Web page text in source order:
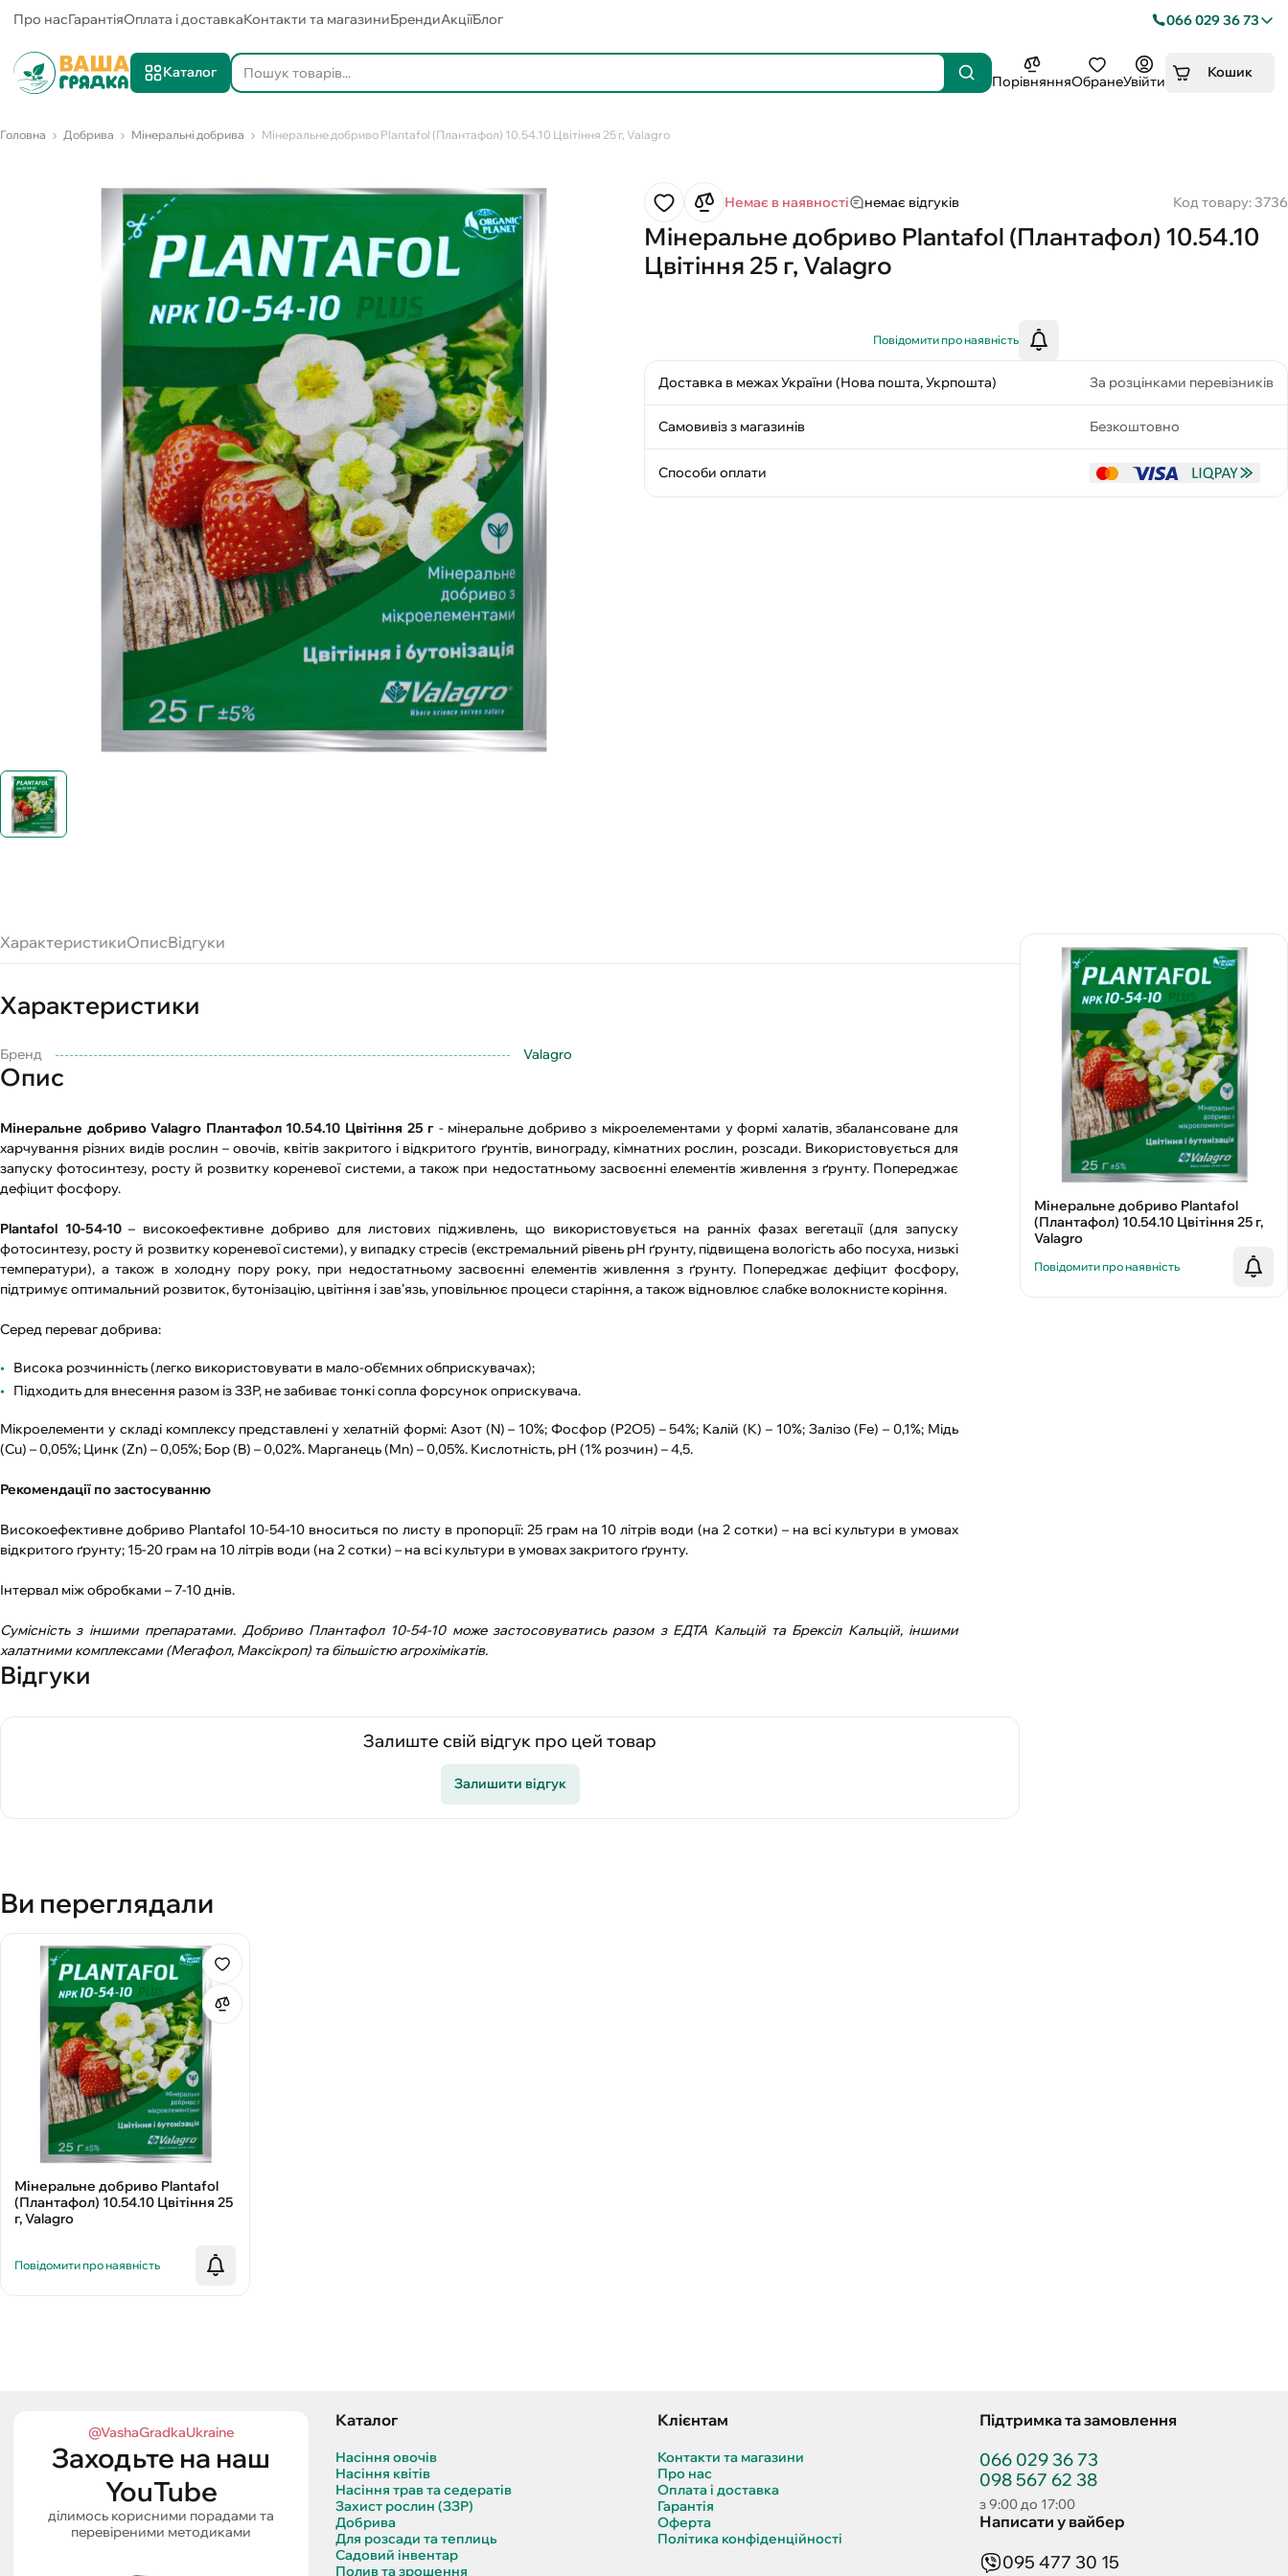
Про насГарантіяОплата і доставкаКонтакти та магазиниБрендиАкціїБлог 066 029 36 73
Каталог
ПорівнянняОбранеУвійти
Кошик
Головна Добрива Мінеральні добрива Мінеральне добриво Plantafol (Плантафол) 10.54.10 Цвітіння 25 г, Valagro
Немає в наявності немає відгуків Код товару: 3736
Мінеральне добриво Plantafol (Плантафол) 10.54.10
Цвітіння 25 г, Valagro
Повідомити про наявність
Доставка в межах України (Нова пошта, Укрпошта) За розцінками перевізників
Самовивіз з магазинів Безкоштовно
Способи оплати
ХарактеристикиОписВідгуки
Характеристики
Бренд Valagro
Опис
Мінеральне добриво Valagro Плантафол 10.54.10 Цвітіння 25 г - мінеральне добриво з мікроелементами у формі халатів, збалансоване для
харчування різних видів рослин – овочів, квітів закритого і відкритого ґрунтів, винограду, кімнатних рослин, розсади. Використовується для
запуску фотосинтезу, росту й розвитку кореневої системи, а також при недостатньому засвоєнні елементів живлення з ґрунту. Попереджає
дефіцит фосфору.
Plantafol 10-54-10– високоефективне добриво для листових підживлень, що використовується на ранніх фазах вегетації (для запуску
фотосинтезу, росту й розвитку кореневої системи), у випадку стресів (екстремальний рівень рН ґрунту, підвищена вологість або посуха, низькі
температури), а також в холодну пору року, при недостатньому засвоєнні елементів живлення з ґрунту. Попереджає дефіцит фосфору,
підтримує оптимальний розвиток, бутонізацію, цвітіння і зав’язь, уповільнює процеси старіння, а також відновлює слабке волокнисте коріння.
Серед переваг добрива:
Висока розчинність (легко використовувати в мало-об'ємних обприскувачах);
Підходить для внесення разом із ЗЗР, не забиває тонкі сопла форсунок оприскувача.
Мікроелементи у складі комплексу представлені у хелатній формі: Азот (N) – 10%; Фосфор (P2O5) – 54%; Калій (K) – 10%; Залізо (Fe) – 0,1%; Мідь
(Cu) – 0,05%; Цинк (Zn) – 0,05%; Бор (B) – 0,02%. Марганець (Mn) – 0,05%. Кислотність, рН (1% розчин) – 4,5.
Рекомендації по застосуванню
Високоефективне добриво Plantafol 10-54-10 вноситься по листу в пропорції: 25 грам на 10 літрів води (на 2 сотки) – на всі культури в умовах
відкритого ґрунту; 15-20 грам на 10 літрів води (на 2 сотки) – на всі культури в умовах закритого ґрунту.
Інтервал між обробками – 7-10 днів.
Сумісність з іншими препаратами. Добриво Плантафол 10-54-10 може застосовуватись разом з ЕДТА Кальцій та Брексіл Кальцій, іншими
халатними комплексами (Мегафол, Максікроп) та більшістю агрохімікатів.
Відгуки
Залиште свій відгук про цей товар
Залишити відгук
Мінеральне добриво Plantafol
(Плантафол) 10.54.10 Цвітіння 25 г,
Valagro
Повідомити про наявність
Ви переглядали
Мінеральне добриво Plantafol
(Плантафол) 10.54.10 Цвітіння 25
г, Valagro
Повідомити про наявність
@VashaGradkaUkraine
Заходьте на наш
YouTube
ділимось корисними порадами та
перевіреними методиками
Каталог
Насіння овочів
Насіння квітів
Насіння трав та седератів
Захист рослин (ЗЗР)
Добрива
Для розсади та теплиць
Садовий інвентар
Полив та зрошення
Клієнтам
Контакти та магазини
Про нас
Оплата і доставка
Гарантія
Оферта
Політика конфіденційності
Підтримка та замовлення
066 029 36 73
098 567 62 38
з 9:00 до 17:00
Написати у вайбер
095 477 30 15